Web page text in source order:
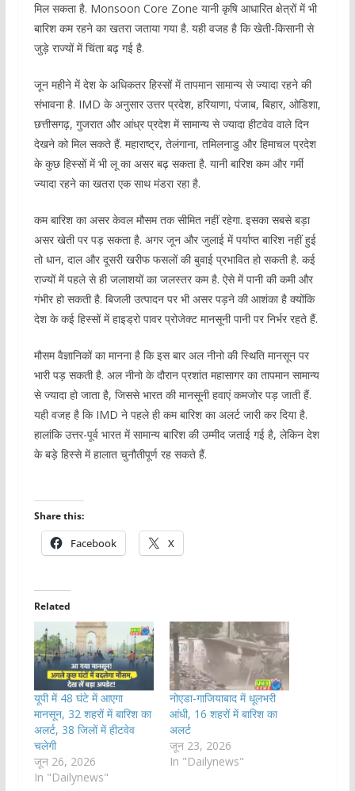
मिल सकता है. Monsoon Core Zone यानी कृषि आधारित क्षेत्रों में भी
बारिश कम रहने का खतरा जताया गया है. यही वजह है कि खेती-किसानी से
जुड़े राज्यों में चिंता बढ़ गई है.
जून महीने में देश के अधिकतर हिस्सों में तापमान सामान्य से ज्यादा रहने की
संभावना है. IMD के अनुसार उत्तर प्रदेश, हरियाणा, पंजाब, बिहार, ओडिशा,
छत्तीसगढ़, गुजरात और आंध्र प्रदेश में सामान्य से ज्यादा हीटवेव वाले दिन
देखने को मिल सकते हैं. महाराष्ट्र, तेलंगाना, तमिलनाडु और हिमाचल प्रदेश
के कुछ हिस्सों में भी लू का असर बढ़ सकता है. यानी बारिश कम और गर्मी
ज्यादा रहने का खतरा एक साथ मंडरा रहा है.
कम बारिश का असर केवल मौसम तक सीमित नहीं रहेगा. इसका सबसे बड़ा
असर खेती पर पड़ सकता है. अगर जून और जुलाई में पर्याप्त बारिश नहीं हुई
तो धान, दाल और दूसरी खरीफ फसलों की बुवाई प्रभावित हो सकती है. कई
राज्यों में पहले से ही जलाशयों का जलस्तर कम है. ऐसे में पानी की कमी और
गंभीर हो सकती है. बिजली उत्पादन पर भी असर पड़ने की आशंका है क्योंकि
देश के कई हिस्सों में हाइड्रो पावर प्रोजेक्ट मानसूनी पानी पर निर्भर रहते हैं.
मौसम वैज्ञानिकों का मानना है कि इस बार अल नीनो की स्थिति मानसून पर
भारी पड़ सकती है. अल नीनो के दौरान प्रशांत महासागर का तापमान सामान्य
से ज्यादा हो जाता है, जिससे भारत की मानसूनी हवाएं कमजोर पड़ जाती हैं.
यही वजह है कि IMD ने पहले ही कम बारिश का अलर्ट जारी कर दिया है.
हालांकि उत्तर-पूर्व भारत में सामान्य बारिश की उम्मीद जताई गई है, लेकिन देश
के बड़े हिस्से में हालात चुनौतीपूर्ण रह सकते हैं.
Share this:
Facebook X
Related
यूपी में 48 घंटे में आएगा
मानसून, 32 शहरों में बारिश का
अलर्ट, 38 जिलों में हीटवेव
चलेगी
जून 26, 2026
In "Dailynews"
नोएडा-गाजियाबाद में धूलभरी
आंधी, 16 शहरों में बारिश का
अलर्ट
जून 23, 2026
In "Dailynews"